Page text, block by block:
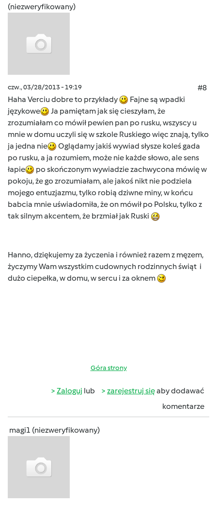
(niezweryfikowany)
czw., 03/28/2013 - 19:19
#8
Haha Verciu dobre to przykłady
Fajne są wpadki
językowe
Ja pamiętam jak się cieszyłam, że
zrozumiałam co mówił pewien pan po rusku, wszyscy u
mnie w domu uczyli się w szkole Ruskiego więc znają, tylko
ja jedna nie
Oglądamy jakiś wywiad słysze koleś gada
po rusku, a ja rozumiem, może nie każde słowo, ale sens
łapie
po skończonym wywiadzie zachwycona mówię w
pokoju, że go zrozumiałam, ale jakoś nikt nie podziela
mojego entuzjazmu, tylko robią dziwne miny, w końcu
babcia mnie uświadomiła, że on mówił po Polsku, tylko z
tak silnym akcentem, że brzmiał jak Ruski
Hanno, dziękujemy za życzenia i również razem z męzem,
życzymy Wam wszystkim cudownych rodzinnych świąt i
dużo ciepełka, w domu, w sercu i za oknem
Góra strony
Zaloguj lub zarejestruj sięaby dodawać
komentarze
magi1 (niezweryfikowany)